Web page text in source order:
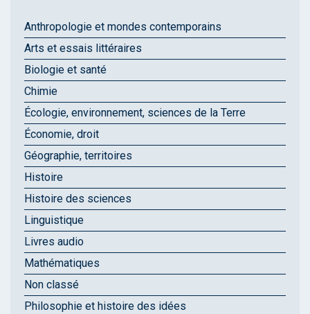
Anthropologie et mondes contemporains
Arts et essais littéraires
Biologie et santé
Chimie
Écologie, environnement, sciences de la Terre
Économie, droit
Géographie, territoires
Histoire
Histoire des sciences
Linguistique
Livres audio
Mathématiques
Non classé
Philosophie et histoire des idées